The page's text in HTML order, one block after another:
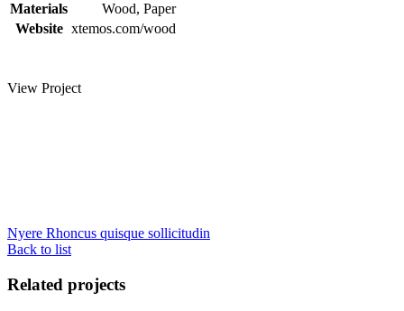
Materials
Wood, Paper
Website xtemos.com/wood
View Project
Nyere Rhoncus quisque sollicitudin
Back to list
Related projects